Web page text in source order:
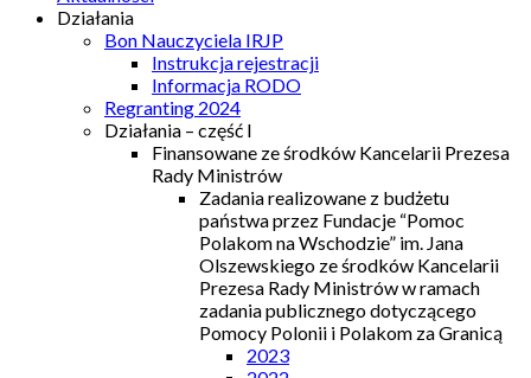
Działania
Bon Nauczyciela IRJP
Instrukcja rejestracji
Informacja RODO
Regranting 2024
Działania – część I
Finansowane ze środków Kancelarii Prezesa
Rady Ministrów
Zadania realizowane z budżetu
państwa przez Fundacje “Pomoc
Polakom na Wschodzie” im. Jana
Olszewskiego ze środków Kancelarii
Prezesa Rady Ministrów w ramach
zadania publicznego dotyczącego
Pomocy Polonii i Polakom za Granicą
2023